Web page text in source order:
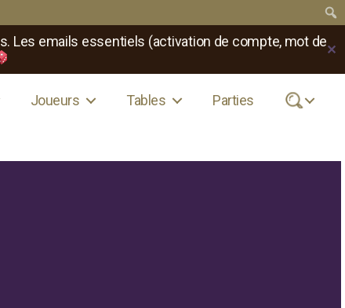
Les emails essentiels (activation de compte, mot de✕
Joueurs Tables Parties .